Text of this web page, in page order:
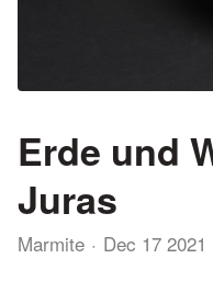
Erde und
Juras
Marmite Dec 17 2021